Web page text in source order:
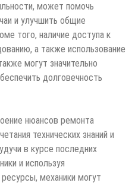
может помочь
и улучшить общие
того, наличие доступа к
а также использование
могут значительно
долговечность
нюансов ремонта
технических знаний и
в курсе последних
и используя
механики могут